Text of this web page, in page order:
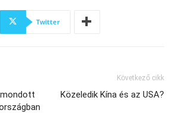
Twitter
Következő cikk
Közeledik Kína és az USA?